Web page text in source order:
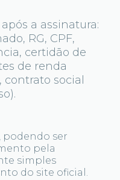
a assinatura:
RG, CPF,
certidão de
de renda
contrato social
, podendo ser
pela
simples
do site oficial.